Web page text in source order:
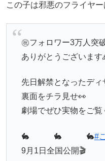
この子は邪悪のフライヤー
㊗️フォロワー3万人突
ありがとうございます
先日解禁となったデ
裏面をチラ見せ👀
劇場でぜひ実物をご覧
🐇 🐇 🐇#
9月1日全国公開🎬